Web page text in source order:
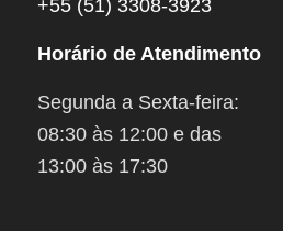
+55 (51) 3308-3923
Horário de Atendimento
Segunda a Sexta-feira:
08:30 às 12:00 e das
13:00 às 17:30